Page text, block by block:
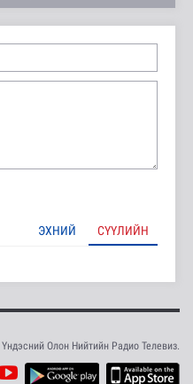
ЭХНИЙ СҮҮЛИЙН
Олон Нийтийн Радио Телевиз.